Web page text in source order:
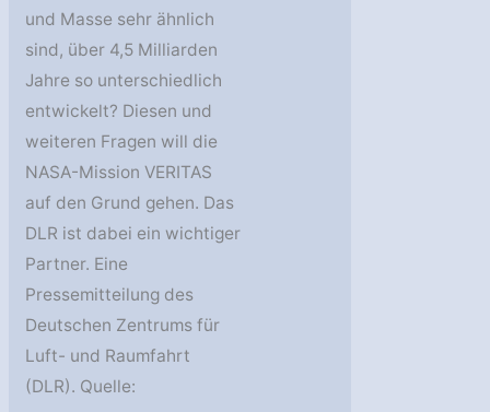
und Masse sehr ähnlich
sind, über 4,5 Milliarden
Jahre so unterschiedlich
entwickelt? Diesen und
weiteren Fragen will die
NASA-Mission VERITAS
auf den Grund gehen. Das
DLR ist dabei ein wichtiger
Partner. Eine
Pressemitteilung des
Deutschen Zentrums für
Luft- und Raumfahrt
(DLR). Quelle: